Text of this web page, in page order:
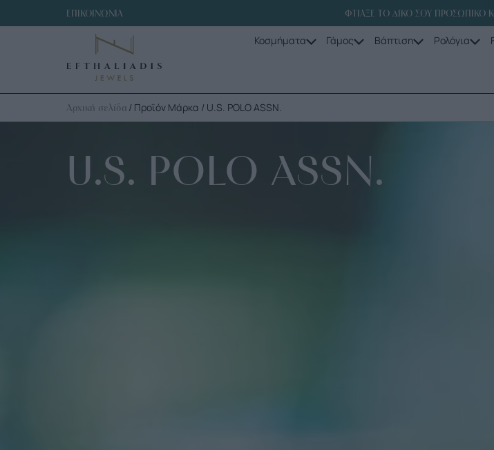
ΕΠΙΚΟΙΝΩΝΙΑ ΦΤΙΑΞΕ ΤΟ ΔΙΚΟ ΣΟΥ ΠΡΟΣΩΠΙΚΟ
Κοσμήματα Γάμος Βάπτιση Ρολόγια
Αρχική σελίδα / Προϊόν Μάρκα / U.S. POLO ASSN.
U.S. POLO ASSN.